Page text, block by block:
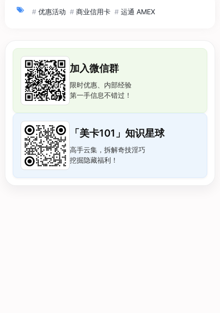
# 优惠活动 # 商业信用卡 # 运通 AMEX
加入微信群
限时优惠、内部经验
第一手信息不错过！
「美卡101」知识星球
高手云集，拆解奇技淫巧
挖掘隐藏福利！